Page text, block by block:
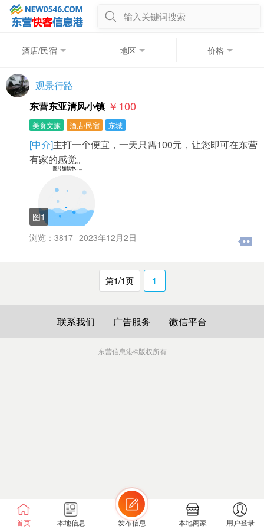
输入关键词搜索
酒店/民宿 地区 价格
观景行路
东营东亚清风小镇 ￥100
美食文旅 酒店/民宿 东城
[中介]主打一个便宜，一天只需100元，让您即可在东营
有家的感觉。
图1
浏览：3817 2023年12月2日
第1/1页 1
首页 本地信息 发布信息 本地商家 用户登录
联系我们 广告服务 微信平台
东营信息港©版权所有